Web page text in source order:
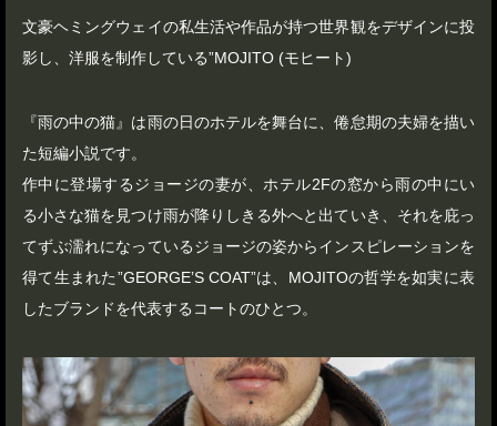
文豪ヘミングウェイの私生活や作品が持つ世界観をデザインに投
影し、洋服を制作している”MOJITO (モヒート)
『雨の中の猫』は雨の日のホテルを舞台に、倦怠期の夫婦を描い
た短編小説です。
作中に登場するジョージの妻が、ホテル2Fの窓から雨の中にい
る小さな猫を見つけ雨が降りしきる外へと出ていき、それを庇っ
てずぶ濡れになっているジョージの姿からインスピレーションを
得て生まれた”GEORGE’S COAT”は、MOJITOの哲学を如実に表
したブランドを代表するコートのひとつ。